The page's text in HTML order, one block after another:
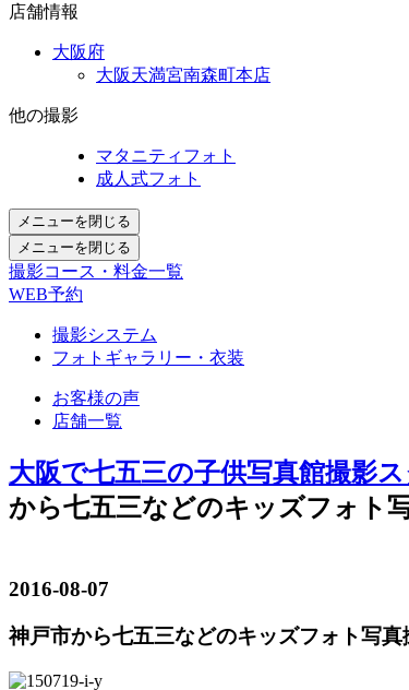
店舗情報
大阪府
大阪天満宮南森町本店
他の撮影
マタニティフォト
成人式フォト
メニューを閉じる
メニューを閉じる
撮影コース・料金一覧
WEB予約
撮影システム
フォトギャラリー・衣装
お客様の声
店舗一覧
大阪で七五三の子供写真館撮影
から七五三などのキッズフォト
2016-08-07
神戸市から七五三などのキッズフォト写